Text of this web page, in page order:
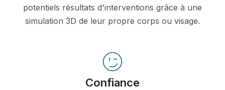
potentiels résultats d'interventions grâce à une
simulation 3D de leur propre corps ou visage.
Confiance